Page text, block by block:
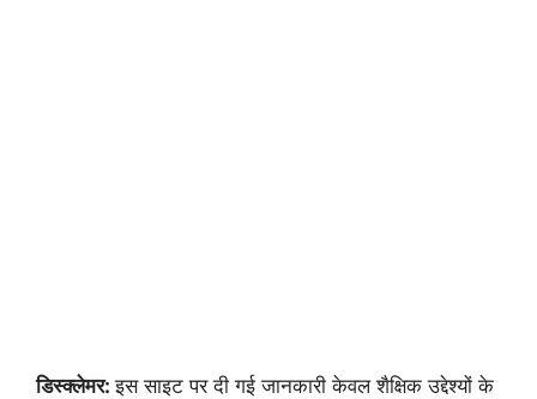
डिस्क्लेमर:इस साइट पर दी गई जानकारी केवल शैक्षिक उद्देश्यों के